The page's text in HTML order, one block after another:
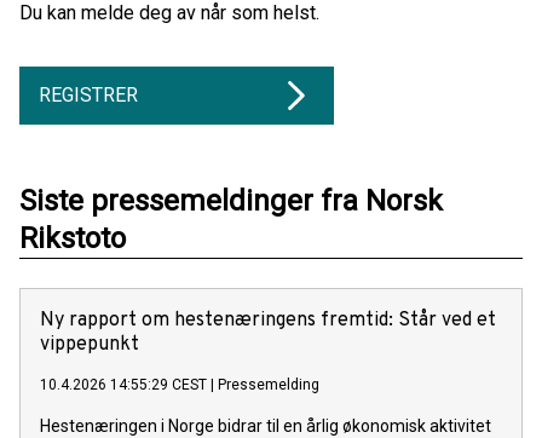
Du kan melde deg av når som helst.
REGISTRER
Siste pressemeldinger fra Norsk
Rikstoto
Ny rapport om hestenæringens fremtid: Står ved et
vippepunkt
10.4.2026 14:55:29 CEST Pressemelding
Hestenæringen i Norge bidrar til en årlig økonomisk aktivitet